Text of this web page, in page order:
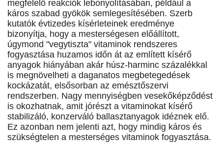
megfelelő reakciók lebonyolításában, például a
káros szabad gyökök semlegesítésében. Szerb
kutatók évtizedes kísérleteinek eredménye
bizonyítja, hogy a mesterségesen előállított,
úgymond "vegytiszta" vitaminok rendszeres
fogyasztása huzamos időn át az említett kísérő
anyagok hiányában akár húsz-harminc százalékkal
is megnövelheti a daganatos megbetegedések
kockázatát, elsősorban az emésztőszervi
rendszerben. Nagy mennyiségben vesekőképződést
is okozhatnak, amit jórészt a vitaminokat kísérő
stabilizáló, konzerváló ballasztanyagok idéznek elő.
Ez azonban nem jelenti azt, hogy mindig káros és
szükségtelen a mesterséges vitaminok fogyasztása.